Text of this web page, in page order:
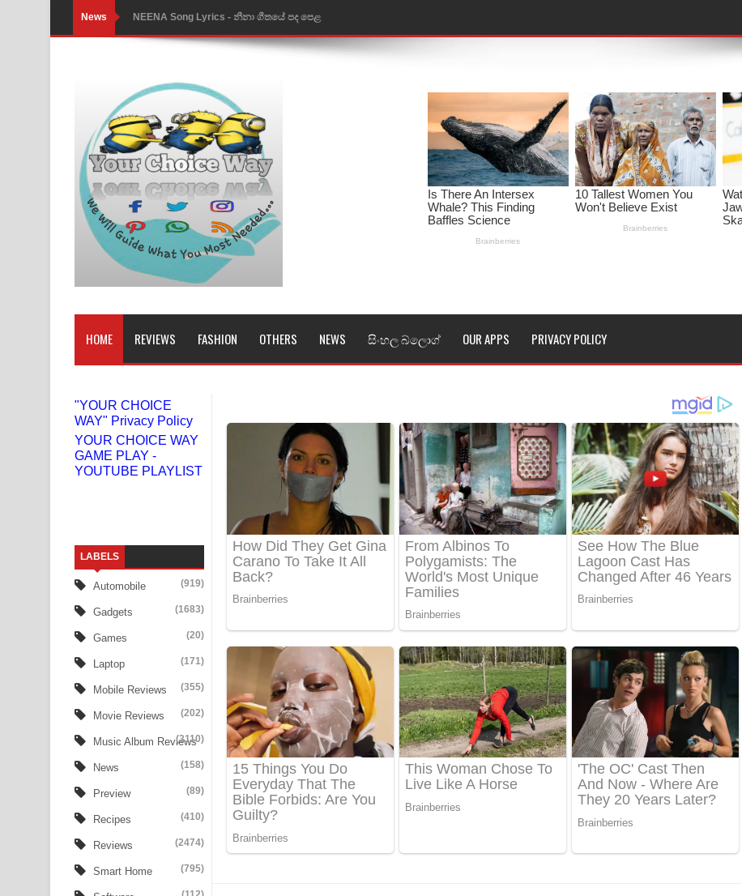
News NEENA Song Lyrics - නීනා ගීතයේ පද පෙළ
Ahimi Wimai Himi Song Lyrics - අහිමි විමයි හිමි ගීතයේ පද පෙළ
Mathaka Parana Song Lyrics - මතක පාරනා ගීතයේ පද පෙළ
Nimnadhen Song Lyrics - නිම්නාදෙන් ගීතයේ පද පෙළ
Obamai Mage Adare Song Lyrics - ඔබමයි මගේ ආදරේ ගීතයේ පද පෙළ
Pansal Gihin Song Lyrics - පන්සල් ගිහිං ගීතයේ පද පෙළ
Ankeliya Song Lyrics - අංකෙළිය ගීතයේ පද පෙළ
DEAR GOD Song Lyrics - ඩියර් ගෝඩ් ගීතයේ පද පෙළ
MANAMALA KATHA Song Lyrics - මනමාල කතා ගීතයේ පද පෙළ
Niwuna Numba Hinda Song Lyrics - නිවුනා නුඹ හින්දා ගීතයේ පද පෙළ
Numba Dun Aadare Song Lyrics - නුඹ දුන් ආදරේ ගීතයේ පද පෙළ
Liyamuda Dan Anagathe Song Lyrics - ලියමුද දැන් අනාගතේ ගීතයේ පද පෙළ
Doni Song Lyrics - දෝණි ගීතයේ පද පෙළ
Benthara Palame Song Lyrics - බෙන්තර පාලමේ ගීතයේ පද පෙළ
Sanda Babalena Song Lyrics - සඳ බැබලෙන ගීතයේ පද පෙළ
Adare Wadi Nisa Song Lyrics - ආදරේ වැඩි නිසා ගීතයේ පද පෙළ
UNUHUMA Song Lyrics - උණුහුම ගීතයේ පද පෙළ
Katakara Song Lyrics - කටකාර ගීතයේ පද පෙළ
Tharu Yaye Dilena Song Lyrics - තරු යායේ දිලෙනා ගීතයේ පද පෙළ
Ow Man Sosa Song Lyrics - ඔව් මං සෝසා ගීතයේ පද පෙළ
Heavy Weight Song Lyrics
Aye Lanweela Song Lyrics - ආයේ ලංවීලා ගීතයේ පද පෙළ
Ala purannata Song Lyrics - ආල පුරන්නට ගීතයේ පද පෙළ
HOME REVIEWS FASHION OTHERS NEWS සිංහල බ්ලොග් OUR APPS PRIVACY POLICY
"YOUR CHOICE
WAY" Privacy Policy
YOUR CHOICE WAY
GAME PLAY -
YOUTUBE PLAYLIST
LABELS
Automobile (919)
Gadgets (1683)
Games (20)
Laptop (171)
Mobile Reviews (355)
Movie Reviews (202)
Music Album Reviews
(3110)
News (158)
Preview (89)
Recipes (410)
Reviews (2474)
Smart Home (795)